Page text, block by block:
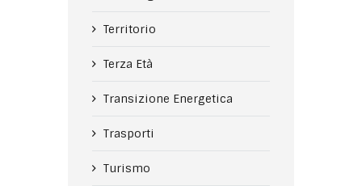
Territorio
Terza Età
Transizione Energetica
Trasporti
Turismo